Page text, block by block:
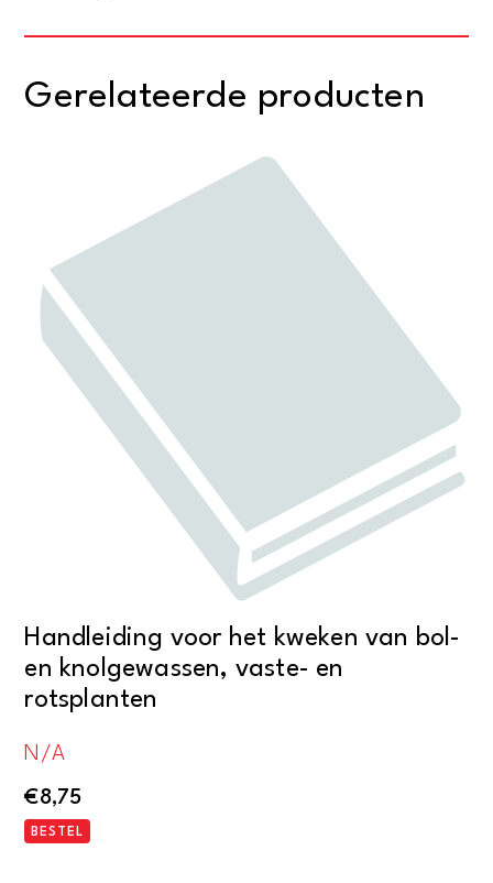
Gerelateerde producten
Handleiding voor het kweken van bol-
en knolgewassen, vaste- en
rotsplanten
N/A
€8,75
BESTEL